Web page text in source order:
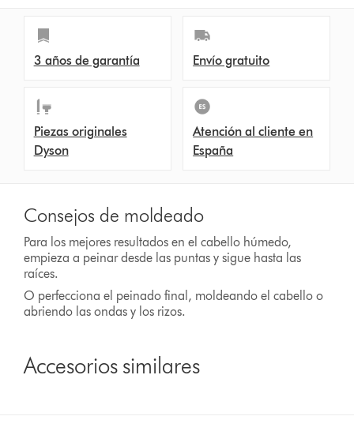
3 años de garantía Envío gratuito
Piezas originales
Dyson
Atención al cliente en
España
Consejos de moldeado
Para los mejores resultados en el cabello húmedo,
empieza a peinar desde las puntas y sigue hasta las
raíces.
O perfecciona el peinado final, moldeando el cabello o
abriendo las ondas y los rizos.
Accesorios similares